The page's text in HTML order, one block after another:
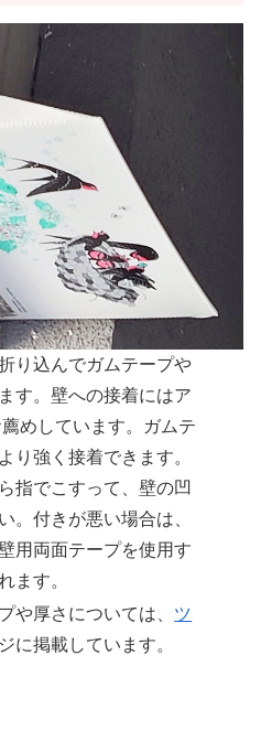
り込んでガムテープや
す。壁への接着にはア
めしています。ガムテ
り強く接着できます。
指でこすって、壁の凹
。付きが悪い場合は、
用両面テープを使用す
ます。
や厚さについては、 ツ
に掲載しています。